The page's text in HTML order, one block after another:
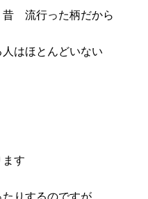
昔 流行った柄だから
はほとんどいない
す
りするのですが